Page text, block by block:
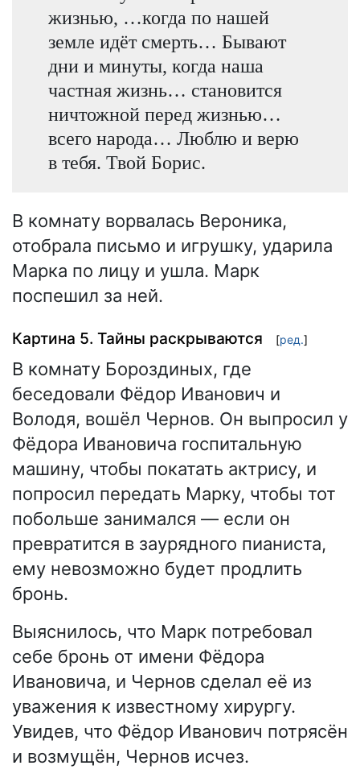
жизнью, …когда по нашей
земле идёт смерть… Бывают
дни и минуты, когда наша
частная жизнь… становится
ничтожной перед жизнью…
всего народа… Люблю и верю
в тебя. Твой Борис.
В комнату ворвалась Вероника,
отобрала письмо и игрушку, ударила
Марка по лицу и ушла. Марк
поспешил за ней.
Картина 5. Тайны раскрываются [ред.]
В комнату Бороздиных, где
беседовали Фёдор Иванович и
Володя, вошёл Чернов. Он выпросил у
Фёдора Ивановича госпитальную
машину, чтобы покатать актрису, и
попросил передать Марку, чтобы тот
побольше занимался — если он
превратится в заурядного пианиста,
ему невозможно будет продлить
бронь.
Выяснилось, что Марк потребовал
себе бронь от имени Фёдора
Ивановича, и Чернов сделал её из
уважения к известному хирургу.
Увидев, что Фёдор Иванович потрясён
и возмущён, Чернов исчез.